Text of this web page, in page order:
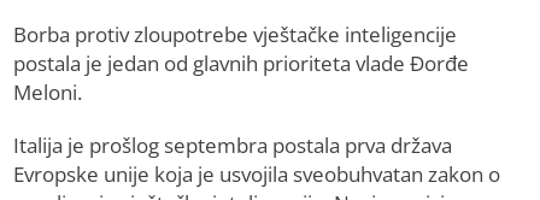
Borba protiv zloupotrebe vještačke inteligencije
postala je jedan od glavnih prioriteta vlade Đorđe
Meloni.
Italija je prošlog septembra postala prva država
Evropske unije koja je usvojila sveobuhvatan zakon o